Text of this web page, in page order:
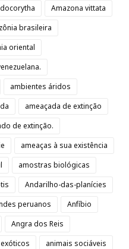
Amazona vittata
brasileira
oriental
ambientes áridos
ameaçada de extinção
de extinção.
ameaças à sua existência
amostras biológicas
Andarilho-das-planícies
peruanos
Anfíbio
Angra dos Reis
animais sociáveis